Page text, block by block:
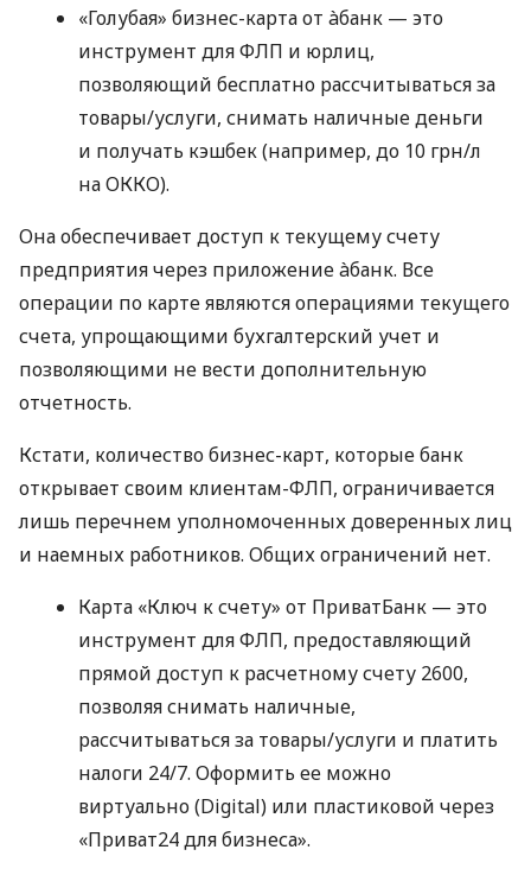
«Голубая» бизнес-карта от àбанк — это
инструмент для ФЛП и юрлиц,
позволяющий бесплатно рассчитываться за
товары/услуги, снимать наличные деньги
и получать кэшбек (например, до 10 грн/л
на ОККО).
Она обеспечивает доступ к текущему счету
предприятия через приложение àбанк. Все
операции по карте являются операциями текущего
счета, упрощающими бухгалтерский учет и
позволяющими не вести дополнительную
отчетность.
Кстати, количество бизнес-карт, которые банк
открывает своим клиентам-ФЛП, ограничивается
лишь перечнем уполномоченных доверенных лиц
и наемных работников. Общих ограничений нет.
Карта «Ключ к счету» от ПриватБанк — это
инструмент для ФЛП, предоставляющий
прямой доступ к расчетному счету 2600,
позволяя снимать наличные,
рассчитываться за товары/услуги и платить
налоги 24/7. Оформить ее можно
виртуально (Digital) или пластиковой через
«Приват24 для бизнеса».